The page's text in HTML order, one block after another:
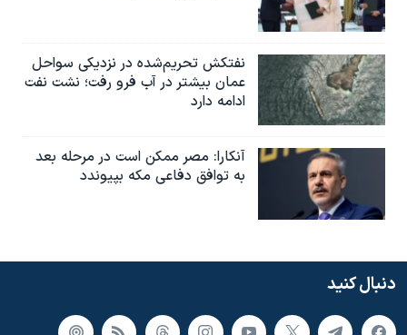
نفتکش تحریم‌شده در نزدیکی سواحل
عمان بیشتر در آب فرو رفت؛ نشت نفت
ادامه دارد
آنکارا: مصر ممکن است در مرحله بعد
به توافق دفاعی مکه بپیوندد
دنبال کنید